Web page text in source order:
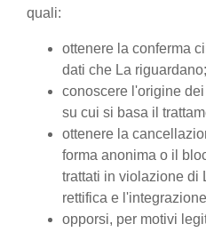
quali:
ottenere la conferma
dati che La riguardano;
conoscere l'origine
su cui si basa il
ottenere la
forma anonima o il
trattati in violazione di
rettifica e
opporsi, per motivi